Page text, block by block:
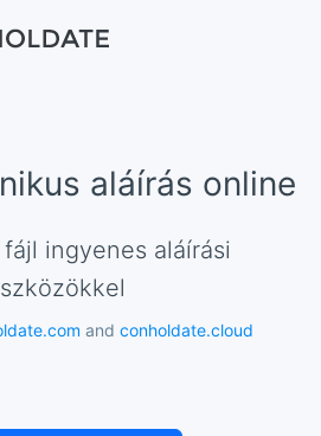
aláírás online
and conholdate.cloud